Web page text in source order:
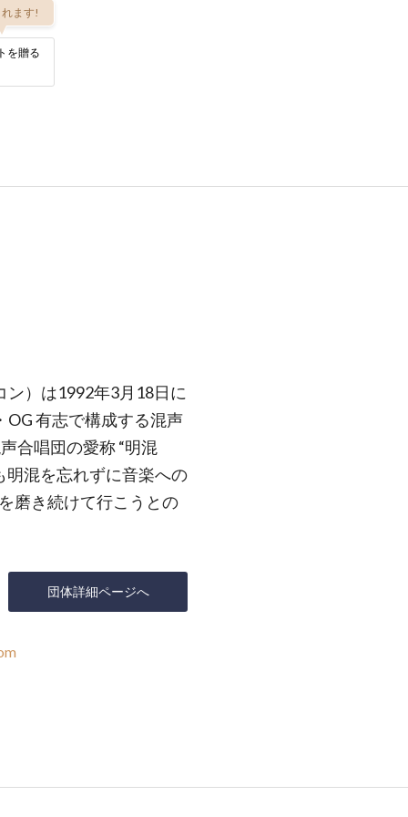
ます!
を贈る
ン）は1992年3月18日に
有志で構成する混声
合唱団の愛称 “明混
明混を忘れずに音楽への
磨き続けて行こうとの
団体詳細ページへ